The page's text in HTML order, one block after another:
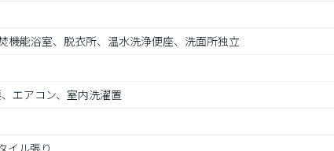
機能浴室、脱衣所、温水洗浄便座、洗面所独立
エアコン、室内洗濯置
イル張り